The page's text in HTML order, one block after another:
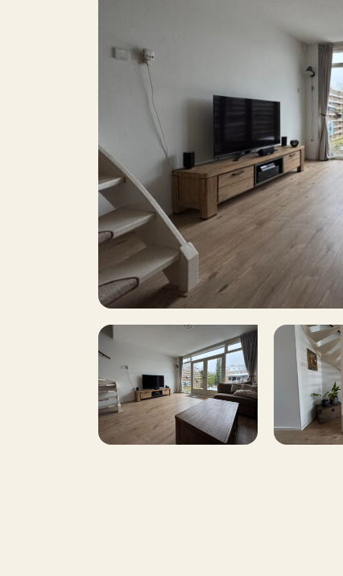
Over de omgeving:
De woning is gelegen in de populaire
omgeving die bekend staat om haar
Op korte afstand vindt u:
Winkelcentrum:Voor uw dagelijkse
nabijgelegen winkelcentrum met onder
speciaalzaken.
Onderwijs en zorg:De wijk beschikt
kinderdagverblijven en een
Bereikbaarheid: Camminghaburen
bereikbaar met zowel openbaar
Leeuwarden ligt op fietsafstand.
Financieel:
- Huur: €1200,- p/m (excl.)
Balkon
Dakterras
Parkeren
Inclusief BTW
Roken